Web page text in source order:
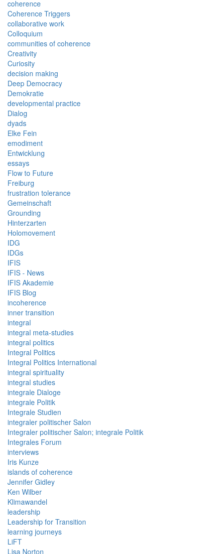
coherence
Coherence Triggers
collaborative work
Colloquium
communities of coherence
Creativity
Curiosity
decision making
Deep Democracy
Demokratie
developmental practice
Dialog
dyads
Elke Fein
emodiment
Entwicklung
essays
Flow to Future
Freiburg
frustration tolerance
Gemeinschaft
Grounding
Hinterzarten
Holomovement
IDG
IDGs
IFIS
IFIS - News
IFIS Akademie
IFIS Blog
incoherence
inner transition
integral
integral meta-studies
integral politics
Integral Politics
Integral Politics International
integral spirituality
integral studies
integrale Dialoge
integrale Politik
Integrale Studien
integraler politischer Salon
Integraler politischer Salon; integrale Politik
Integrales Forum
interviews
Iris Kunze
islands of coherence
Jennifer Gidley
Ken Wilber
Klimawandel
leadership
Leadership for Transition
learning journeys
LiFT
Lisa Norton